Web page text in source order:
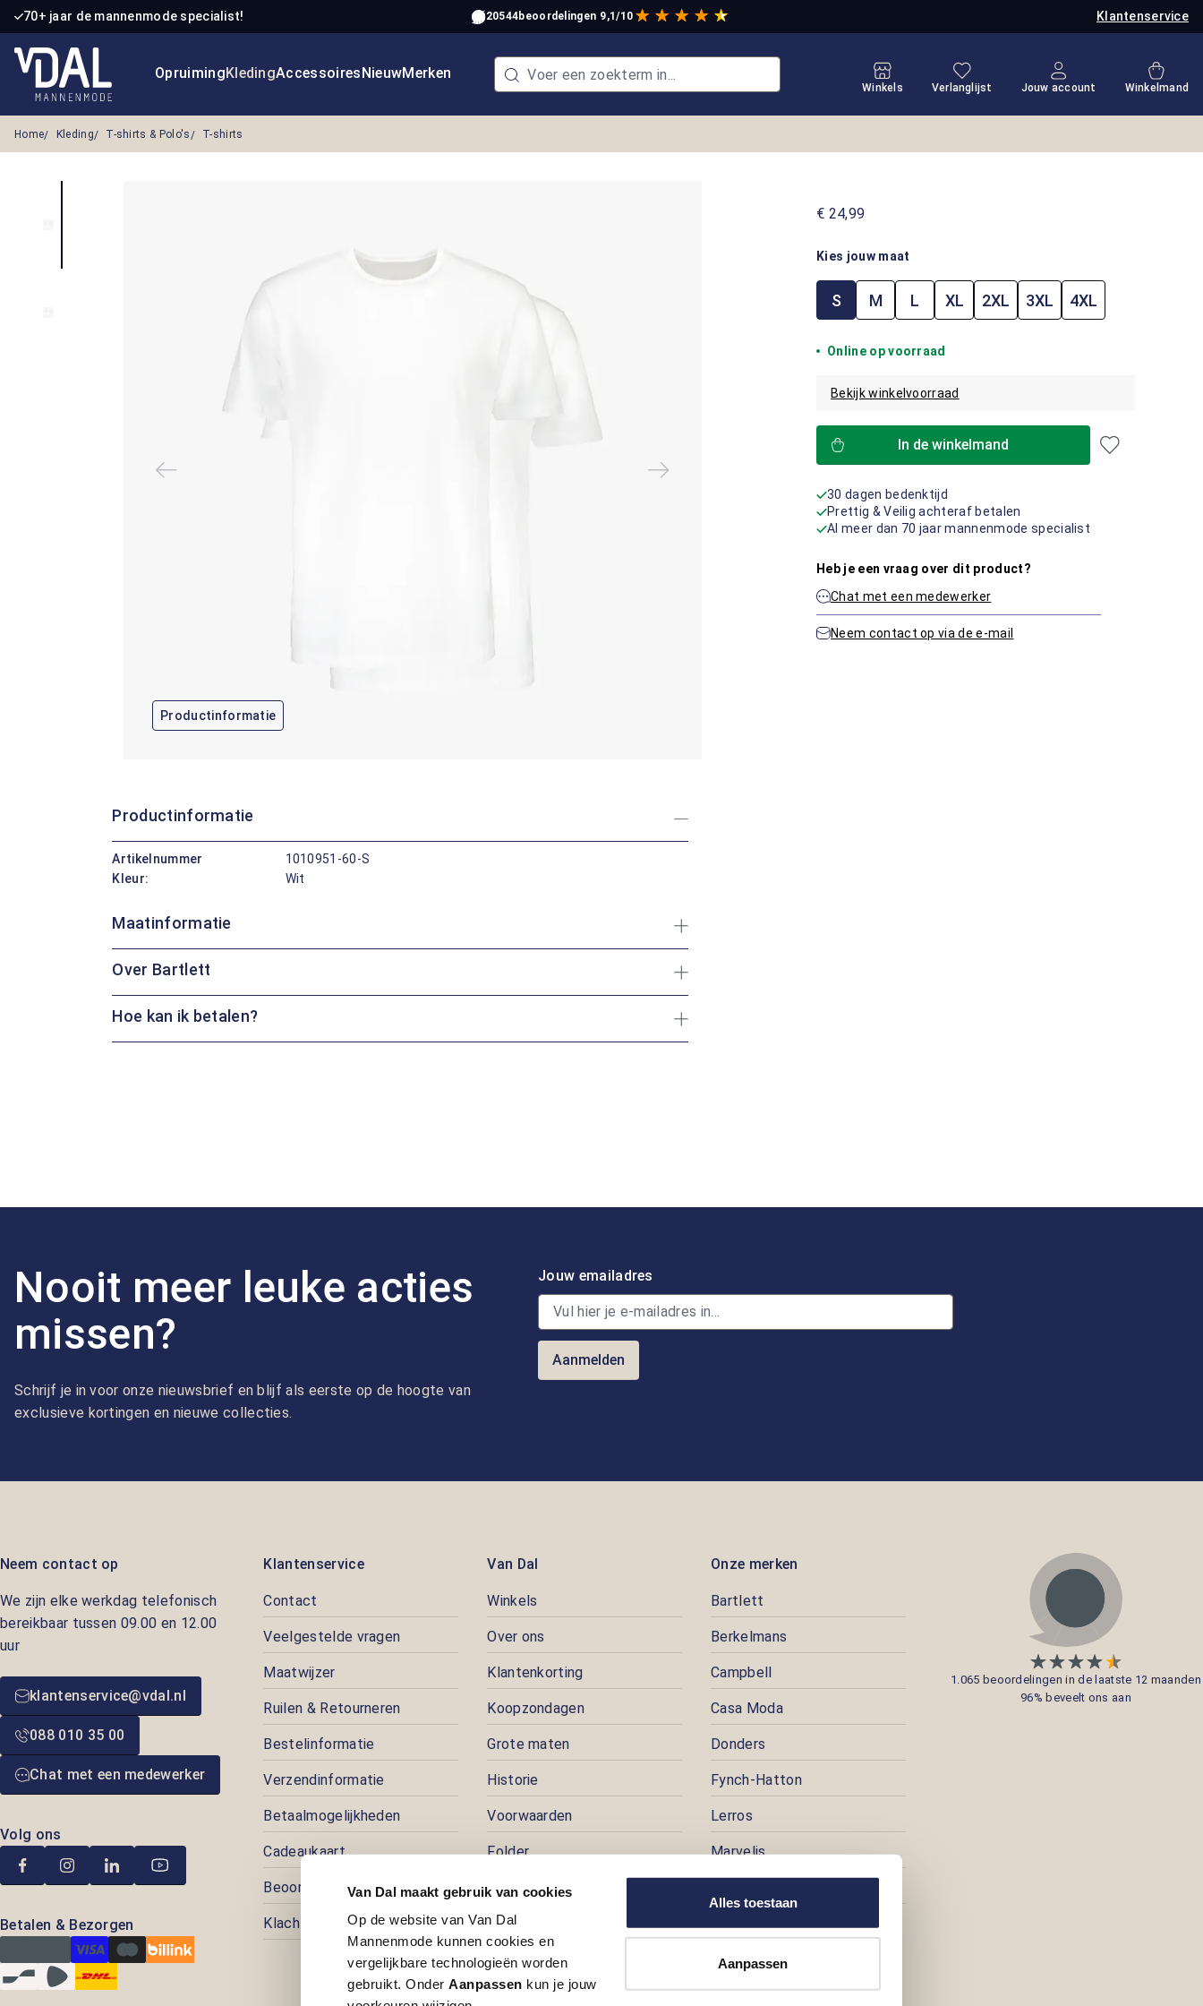
Van Dal maakt gebruik van cookies
Op de website van Van Dal
Mannenmode kunnen cookies en
vergelijkbare technologieën worden
gebruikt. OnderAanpassen kun je jouw
Alles toestaan
Aanpassen
de hoofdinhoud
Ga naar de zoekopdracht
Ga naar de hoofdnavigatie
70+ jaar de mannenmode specialist! Klantenservice
20544beoordelingen 9,1/10
OpruimingKledingAccessoiresNieuwMerken
Winkels
Je hebt 0 items op je verlanglijstje
Verlanglijst Jouw account Winkelmand
Home Kleding T-shirts & Polo's T-shirts
Productinformatie
€ 24,99
Kies jouw maat
S M L XL 2XL 3XL 4XL
Online op voorraad
Bekijk winkelvoorraad
In de winkelmand
30 dagen bedenktijd
Prettig & Veilig achteraf betalen
Al meer dan 70 jaar mannenmode specialist
Heb je een vraag over dit product?
Chat met een medewerker
Neem contact op via de e-mail
Productinformatie
Artikelnummer
1010951-60-S
Kleur:
Wit
Maatinformatie
Over Bartlett
Hoe kan ik betalen?
Nooit meer leuke acties
missen?
Schrijf je in voor onze nieuwsbrief en blijf als eerste op de hoogte van
exclusieve kortingen en nieuwe collecties.
Jouw emailadres
Aanmelden
Neem contact op
We zijn elke werkdag telefonisch
bereikbaar tussen 09.00 en 12.00
uur
klantenservice@vdal.nl
088 010 35 00
Chat met een medewerker
Volg ons
Betalen & Bezorgen
Klantenservice
Contact
Veelgestelde vragen
Maatwijzer
Ruilen & Retourneren
Bestelinformatie
Verzendinformatie
Betaalmogelijkheden
Cadeaukaart
Beoordelingen
Klachtenafhandeling
Van Dal
Winkels
Over ons
Klantenkorting
Koopzondagen
Grote maten
Historie
Voorwaarden
Folder
Pers
Prijspuzzel
Vacatures
Onze merken
Bartlett
Berkelmans
Campbell
Casa Moda
Donders
Fynch-Hatton
Lerros
Marvelis
1.065 beoordelingen in de laatste 12 maanden
96% beveelt ons aan